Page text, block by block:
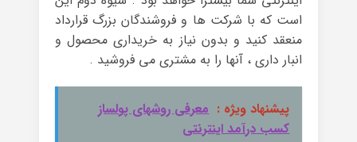
است که با شرکت ها و فروشندگان بزرگ قرارداد
منعقد کنید و بدون نیاز به خریداری محصول و
انبار داری ، آنها را به مشتری می فروشید .
پیشنهاد ویژه : معرفی روشهای پولساز
کسب درآمد اینترنتی